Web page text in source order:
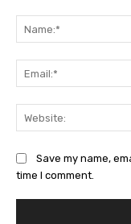
Save my name,
time I comment.